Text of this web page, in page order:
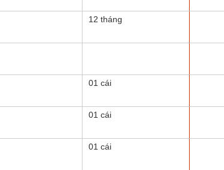
12 tháng
01 cái
01 cái
01 cái